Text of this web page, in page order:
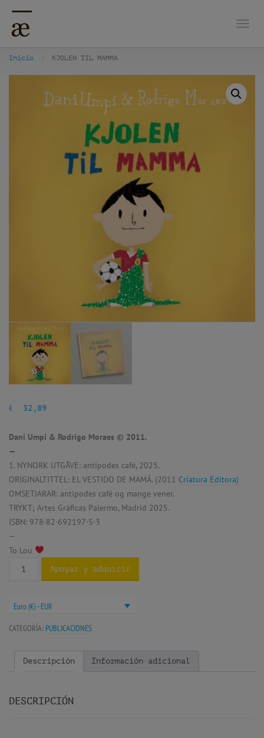
Inicio KJOLEN TIL MAMMA
€ 32,89
Dani Umpi & Rodrigo Moraes © 2011.
—
1. NYNORK UTGÅVE: antipodes café, 2025.
ORIGINALTITTEL: EL VESTIDO DE MAMÁ. (2011 Criatura Editora)
OMSETJARAR: antipodes café og mange vener.
TRYKT; Artes Gráficas Palermo, Madrid 2025.
ISBN: 978·82·692197·5·3
—
To Lou
Apoyar y adquirir
Euro (€) - EUR
CATEGORÍA: PUBLICACIONES
Descripción Información adicional
DESCRIPCIÓN